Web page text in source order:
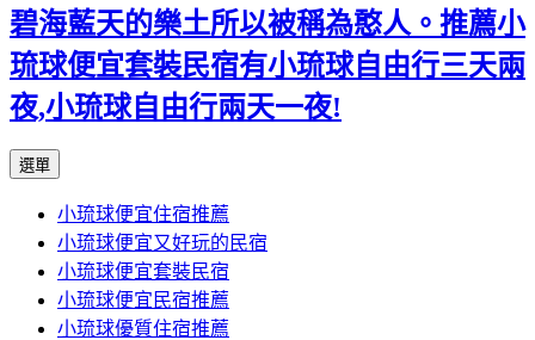
碧海藍天的樂土所以被稱為憨人。推薦小
琉球便宜套裝民宿有小琉球自由行三天兩
夜,小琉球自由行兩天一夜!
選單
主
要
內
容
小琉球便宜住宿推薦
小琉球便宜又好玩的民宿
小琉球便宜套裝民宿
小琉球便宜民宿推薦
小琉球優質住宿推薦